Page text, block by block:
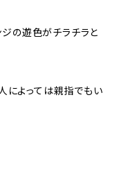
の遊色がチラチラと
によっては親指でもい